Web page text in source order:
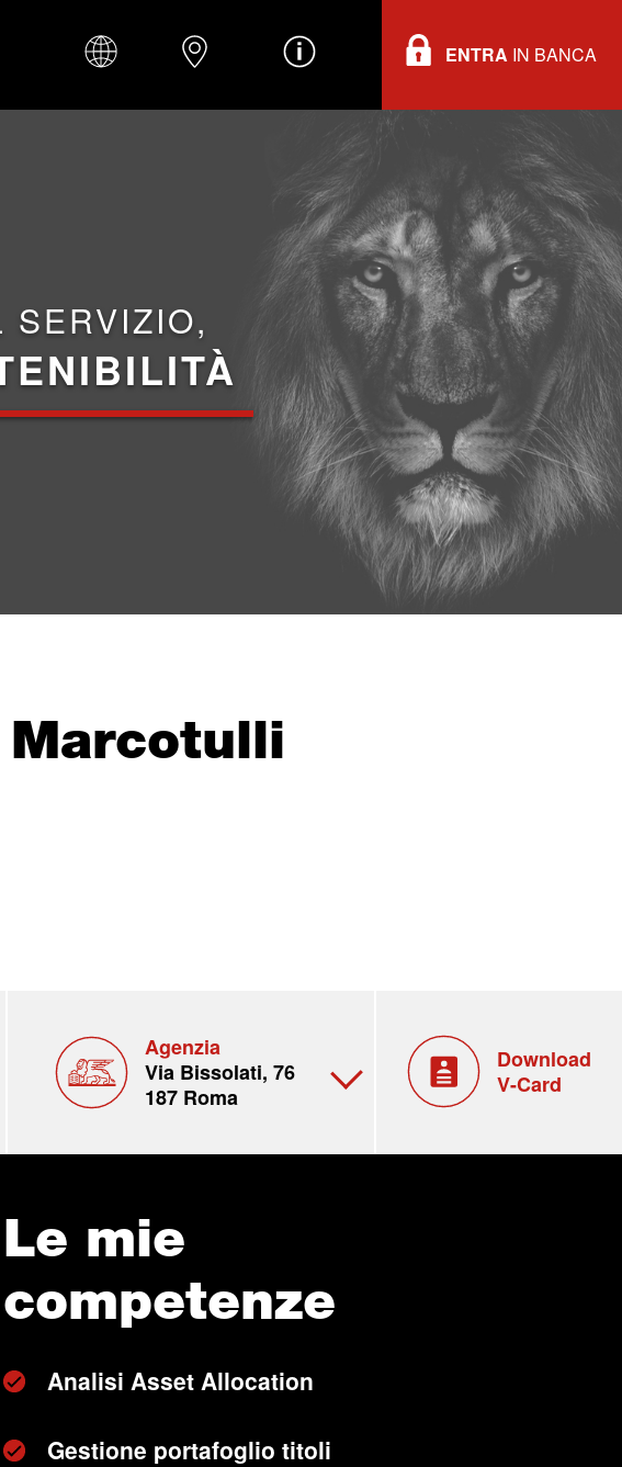
ENTRA IN BANCA
SERVIZIO,
Agenzia
Via Bissolati, 76
187 Roma
Download
V-Card
Le mie
competenze
Analisi Asset Allocation
Gestione portafoglio titoli